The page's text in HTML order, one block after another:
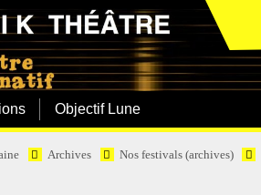
Objectif Lune
Archives Nos festivals (archives)